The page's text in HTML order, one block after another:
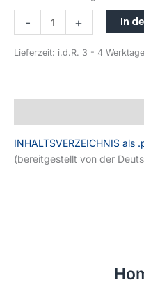
- + In
Lieferzeit: i.d.R. 3 - 4
INHALTSVERZEICHNIS als
(bereitgestellt von der